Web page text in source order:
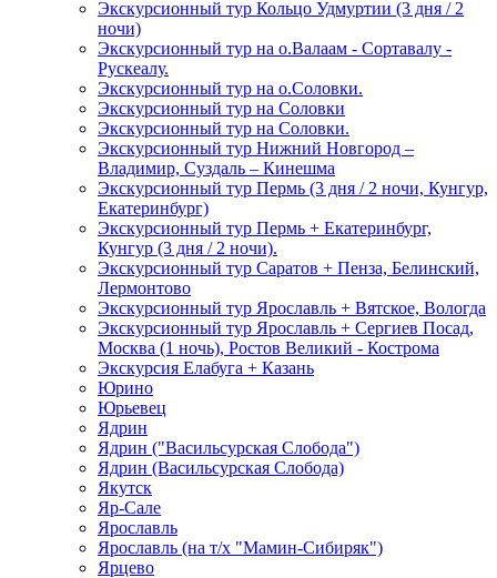
Экскурсионный тур Кольцо Удмуртии (3 дня / 2
ночи)
Экскурсионный тур на о.Валаам - Сортавалу -
Рускеалу.
Экскурсионный тур на о.Соловки.
Экскурсионный тур на Соловки
Экскурсионный тур на Соловки.
Экскурсионный тур Нижний Новгород –
Владимир, Суздаль – Кинешма
Экскурсионный тур Пермь (3 дня / 2 ночи, Кунгур,
Екатеринбург)
Экскурсионный тур Пермь + Екатеринбург,
Кунгур (3 дня / 2 ночи).
Экскурсионный тур Саратов + Пенза, Белинский,
Лермонтово
Экскурсионный тур Ярославль + Вятское, Вологда
Экскурсионный тур Ярославль + Сергиев Посад,
Москва (1 ночь), Ростов Великий - Кострома
Экскурсия Елабуга + Казань
Юрино
Юрьевец
Ядрин
Ядрин ("Васильсурская Слобода")
Ядрин (Васильсурская Слобода)
Якутск
Яр-Сале
Ярославль
Ярославль (на т/х "Мамин-Сибиряк")
Ярцево